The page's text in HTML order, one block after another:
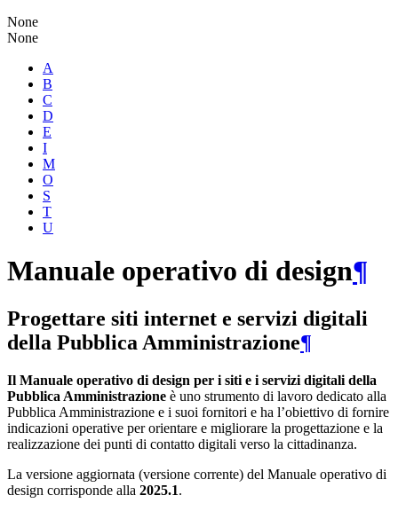
None
None
A
B
C
D
E
I
M
O
S
T
U
Manuale operativo di design¶
Progettare siti internet e servizi digitali
della Pubblica Amministrazione¶
Il Manuale operativo di design per i siti e i servizi digitali della
Pubblica Amministrazione è uno strumento di lavoro dedicato alla
Pubblica Amministrazione e i suoi fornitori e ha l’obiettivo di fornire
indicazioni operative per orientare e migliorare la progettazione e la
realizzazione dei punti di contatto digitali verso la cittadinanza.
La versione aggiornata (versione corrente) del Manuale operativo di
design corrisponde alla 2025.1.